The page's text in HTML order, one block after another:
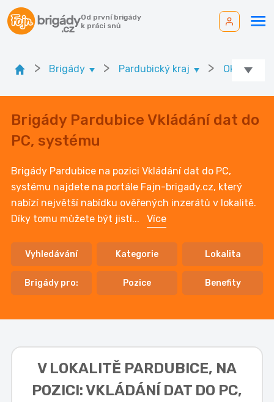
Od první brigády
k práci snů
> Brigády > Pardubický kraj > Ok.
Brigády Pardubice Vkládání dat do
PC, systému
Brigády Pardubice na pozici Vkládání dat do PC,
systému najdete na portále Fajn-brigady.cz, který
nabízí největší nabídku ověřených inzerátů v lokalitě.
Díky tomu můžete být jistí... Více
Vyhledávání Kategorie Lokalita
Brigády pro: Pozice Benefity
V LOKALITĚ PARDUBICE, NA
POZICI: VKLÁDÁNÍ DAT DO PC,